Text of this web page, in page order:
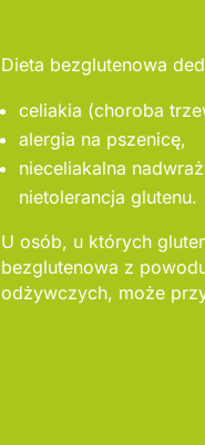
Dieta bezglutenowa
celiakia (choroba
alergia na pszenicę,
nieceliakalna
nietolerancja glutenu.
U osób, u których
bezglutenowa z
odżywczych, może